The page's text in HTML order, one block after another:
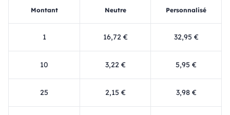
Montant Neutre Personnalisé
1 16,72 € 32,95 €
10 3,22 € 5,95 €
25 2,15 € 3,98 €